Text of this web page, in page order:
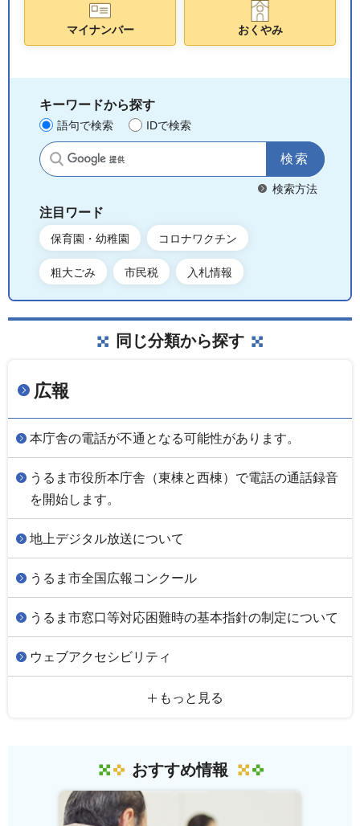
マイナンバー おくやみ
キーワードから探す
語句で検索 IDで検索
サイト内検索
検索方法
注目ワード
保育園・幼稚園 コロナワクチン
粗大ごみ 市民税 入札情報
同じ分類から探す
広報
本庁舎の電話が不通となる可能性があります。
うるま市役所本庁舎（東棟と西棟）で電話の通話録音
を開始します。
地上デジタル放送について
うるま市全国広報コンクール
うるま市窓口等対応困難時の基本指針の制定について
ウェブアクセシビリティ
もっと見る
おすすめ情報